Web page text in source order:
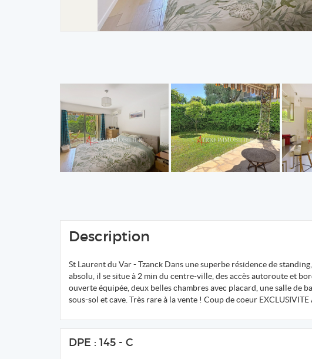
Description
St Laurent du Var - Tzanck Dans une superbe résidence de
absolu, il se situe à 2 min du centre-ville, des accès autoroute et
ouverte équipée, deux belles chambres avec placard, une salle de
sous-sol et cave. Très rare à la vente ! Coup de coeur
DPE : 145 - C